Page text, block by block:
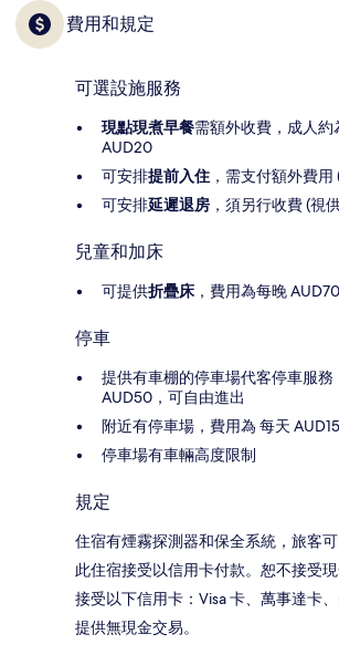
費用和規定
可選設施服務
現點現煮早餐需額外收費，成人
AUD20
可安排提前入住 ，需支付額外費
可安排延遲退房 ，須另行收費 (視
兒童和加床
可提供折疊床 ，費用為每晚 AUD70
停車
提供有車棚的停車場代客停車服務
AUD50，可自由進出
附近有停車場，費用為 每天
停車場有車輛高度限制
規定
住宿有煙霧探測器和保全系統，旅客可
此住宿接受以信用卡付款。恕不接受現
接受以下信用卡：Visa 卡、萬事達卡
提供無現金交易。